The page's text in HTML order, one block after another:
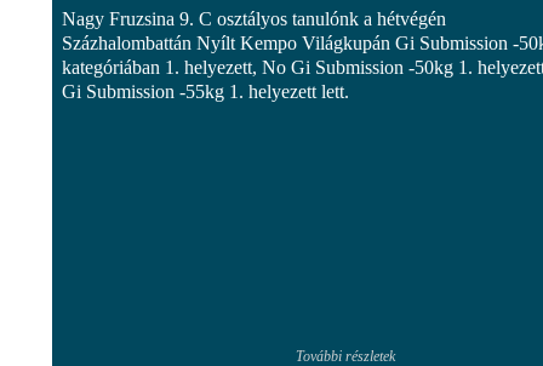
Nagy Fruzsina 9. C osztályos tanulónk a hétvégén
Százhalombattán Nyílt Kempo Világkupán Gi Submission -
kategóriában 1. helyezett, No Gi Submission -50kg 1.
Gi Submission -55kg 1. helyezett lett.
További részletek